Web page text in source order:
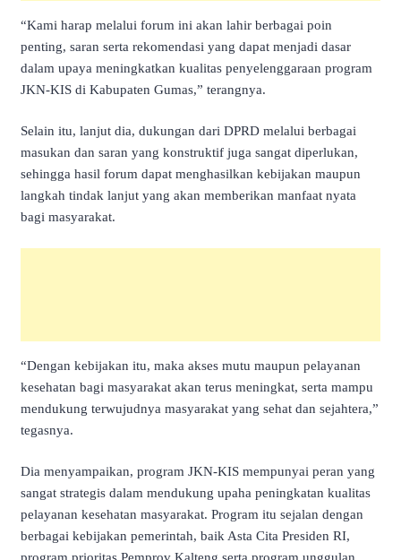
“Kami harap melalui forum ini akan lahir berbagai poin
penting, saran serta rekomendasi yang dapat menjadi dasar
dalam upaya meningkatkan kualitas penyelenggaraan program
JKN-KIS di Kabupaten Gumas,” terangnya.
Selain itu, lanjut dia, dukungan dari DPRD melalui berbagai
masukan dan saran yang konstruktif juga sangat diperlukan,
sehingga hasil forum dapat menghasilkan kebijakan maupun
langkah tindak lanjut yang akan memberikan manfaat nyata
bagi masyarakat.
“Dengan kebijakan itu, maka akses mutu maupun pelayanan
kesehatan bagi masyarakat akan terus meningkat, serta mampu
mendukung terwujudnya masyarakat yang sehat dan sejahtera,”
tegasnya.
Dia menyampaikan, program JKN-KIS mempunyai peran yang
sangat strategis dalam mendukung upaha peningkatan kualitas
pelayanan kesehatan masyarakat. Program itu sejalan dengan
berbagai kebijakan pemerintah, baik Asta Cita Presiden RI,